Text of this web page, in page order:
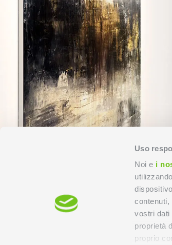
Uso
Noi e i
contenuti,
vostri dati
proprietà
proprio